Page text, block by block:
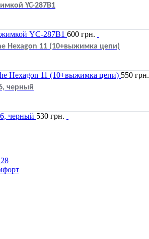
YC-287B1
600 грн.
Hexagon 11 (10+выжимка цепи)
550 грн.
черный
530 грн.